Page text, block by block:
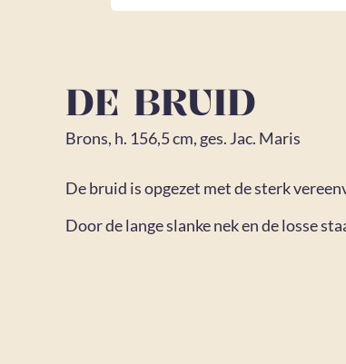
DE BRUID
Brons, h. 156,5 cm, ges. Jac. Maris
De bruid is opgezet met de sterk
Door de lange slanke nek en de losse